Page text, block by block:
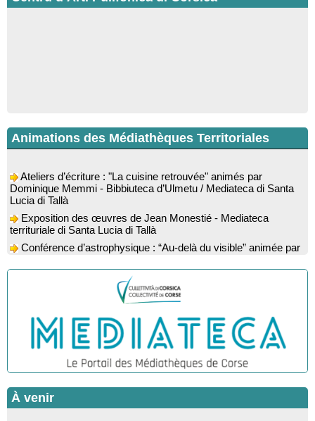
Animations des Médiathèques Territoriales
Dominique Memmi - Bibbiuteca d’Ulmetu / Mediateca di Santa
Lucia di Tallà
territuriale di Santa Lucia di Tallà
l’astrophysicien Paul Guerrini - Médiathèque - Pitretu è
Exposition des œuvres de Dominique Malberti Morin :
"Racines, peintures acryliques et aquarelles" - Mediateca
territuriale di Santa Lucia di Tallà
Animation : "Petits lecteurs" - Médiathèque - Pitretu è
Bicchisgià
Spectacle musical : "Viaghju in Corsica cù Regina & Bruno",
hommage au duo mythique de la chanson corse interprété par
Marie-Elsa Picciocchi (chant), Marc’Antò Belgodere (chant et
gutare) et Jacky Le Menn (claviers) - Salle des fêtes - Cuzzà
Lecture musicale : "Frida par les mots" proposée par la
À venir